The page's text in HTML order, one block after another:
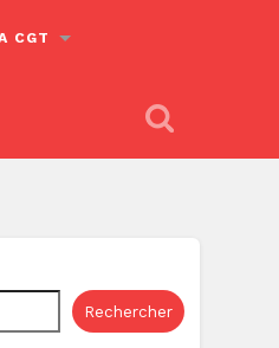
CGT
Rechercher